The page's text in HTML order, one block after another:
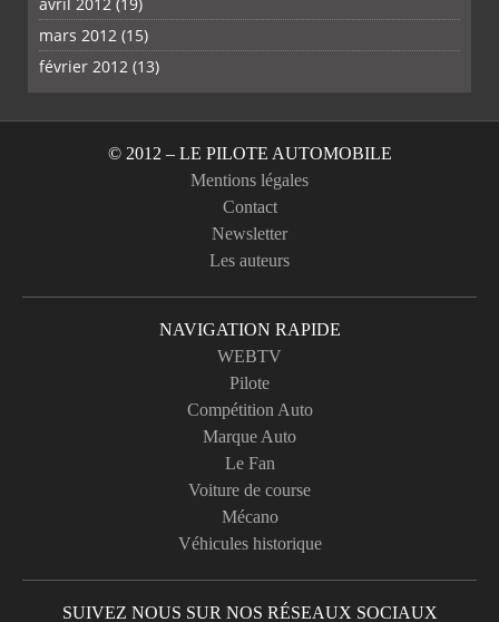
mars 2012 (15)
février 2012 (13)
© 2012 – LE PILOTE AUTOMOBILE
Mentions légales
Contact
Newsletter
Les auteurs
NAVIGATION RAPIDE
WEBTV
Pilote
Compétition Auto
Marque Auto
Le Fan
Voiture de course
Mécano
Véhicules historique
SUIVEZ NOUS SUR NOS RÉSEAUX SOCIAUX